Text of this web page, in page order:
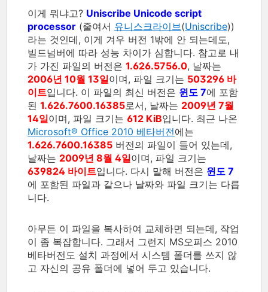
이게 뭐냐고? Uniscribe Unicode script
processor (줄여서 유니스크라이브 (Uniscribe))
라는 것인데, 이게 겨우 버전 1밖에 안 되는데도,
빌드넘버에 따라 성능 차이가 심합니다. 참고로 내
가 가진 파일의 버전은 1.626.5756.0, 날짜는
2006년 10월 13일이며, 파일 크기는 503296 바
이트입니다. 이 파일의 최신 버전은 윈도 7에 포함
된 1.626.7600.16385로서, 날짜는 2009년 7월
14일이며, 파일 크기는 612 KiB입니다. 최근 나온
Microsoft® Office 2010 베타버전에는
1.626.7600.16385 버전의 파일이 들어 있는데,
날짜는 2009년 8월 4일이며, 파일 크기는
639824 바이트입니다. 다시 말해 버전은 윈도 7
에 포함된 파일과 같으나 날짜와 파일 크기는 다릅
니다.
아무튼 이 파일을 복사하여 교체하면 되는데, 작업
이 좀 복잡합니다. 그래서 그런지 MS오피스 2010
베타버전도 설치 과정에서 시스템 폴더를 쓰지 않
고 자신의 공유 폴더에 넣어 두고 있습니다.